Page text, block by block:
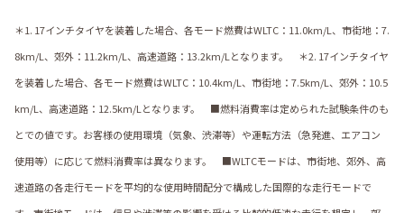
＊1. 17インチタイヤを装着した場合、各モード燃費はWLTC：11.0km/L、市街地：7.
8km/L、郊外：11.2km/L、高速道路：13.2km/Lとなります。 ＊2. 17インチタイヤ
を装着した場合、各モード燃費はWLTC：10.4km/L、市街地：7.5km/L、郊外：10.5
km/L、高速道路：12.5km/Lとなります。 ■燃料消費率は定められた試験条件のも
とでの値です。お客様の使用環境（気象、渋滞等）や運転方法（急発進、エアコン
使用等）に応じて燃料消費率は異なります。 ■WLTCモードは、市街地、郊外、高
速道路の各走行モードを平均的な使用時間配分で構成した国際的な走行モードで